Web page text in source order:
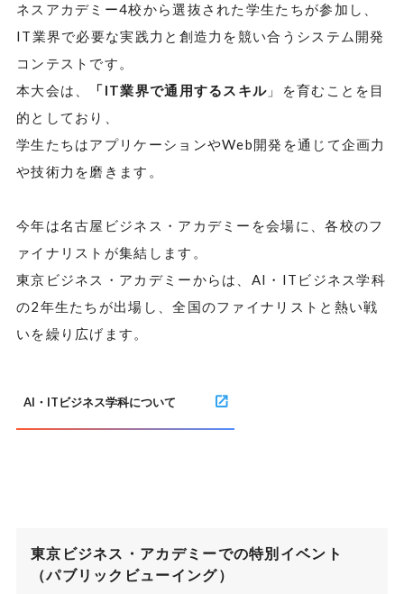
ネスアカデミー4校から選抜された学生たちが参加し、
IT業界で必要な実践力と創造力を競い合うシステム開発
コンテストです。
本大会は、
「IT業界で通用するスキル 」を育むことを目
的としており、
学生たちはアプリケーションやWeb開発を通じて企画力
や技術力を磨きます。
今年は名古屋ビジネス・アカデミーを会場に、各校のフ
ァイナリストが集結します。
東京ビジネス・アカデミーからは、AI・ITビジネス学科
の2年生たちが出場し、全国のファイナリストと熱い戦
いを繰り広げます。
AI・ITビジネス学科について
東京ビジネス・アカデミーでの特別イベント
（パブリックビューイング）